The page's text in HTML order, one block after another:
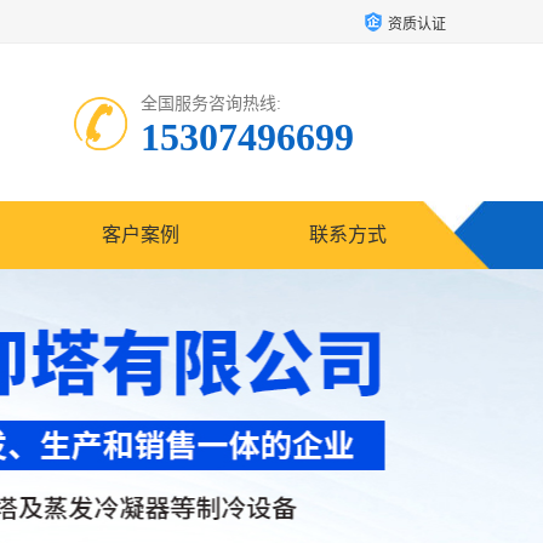
资质认证
全国服务咨询热线:
15307496699
客户案例 联系方式